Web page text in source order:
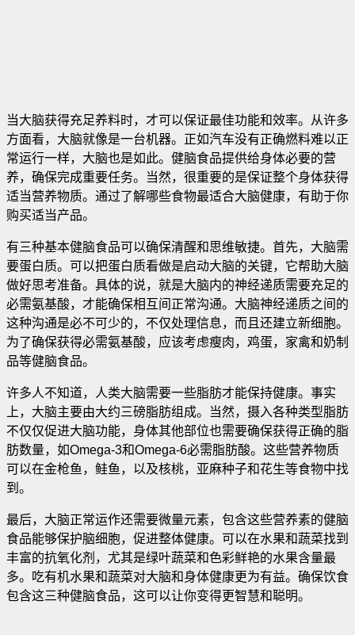
当大脑获得充足养料时，才可以保证最佳功能和效率。从许多
方面看，大脑就像是一台机器。正如汽车没有正确燃料难以正
常运行一样，大脑也是如此。健脑食品提供给身体必要的营
养，确保完成重要任务。当然，很重要的是保证整个身体获得
适当营养物质。通过了解哪些食物最适合大脑健康，有助于你
购买适当产品。
有三种基本健脑食品可以确保清醒和思维敏捷。首先，大脑需
要蛋白质。可以把蛋白质看做是启动大脑的关键，它帮助大脑
做好思考准备。具体的说，就是大脑内的神经递质需要充足的
必需氨基酸，才能确保相互间正常沟通。大脑神经递质之间的
这种沟通是必不可少的，不仅处理信息，而且还建立新细胞。
为了确保获得必需氨基酸，应该考虑瘦肉，鸡蛋，家禽和奶制
品等健脑食品。
许多人不知道，人类大脑需要一些脂肪才能保持健康。事实
上，大脑主要由大约三磅脂肪组成。当然，摄入各种类型脂肪
不仅仅促进大脑功能，身体其他部位也需要确保获得正确的脂
肪数量，如Omega-3和Omega-6必需脂肪酸。这些营养物质
可以在金枪鱼，鲑鱼，以及核桃，亚麻种子和花生等食物中找
到。
最后，大脑正常运作还需要微量元素，包含这些营养素的健脑
食品能够保护脑细胞，促进整体健康。可以在水果和蔬菜找到
丰富的抗氧化剂，尤其是绿叶蔬菜和色彩鲜艳的水果含量最
多。吃有机水果和蔬菜对大脑和身体健康更为有益。确保饮食
包含这三种健脑食品，这可以让你变得更智慧和聪明。